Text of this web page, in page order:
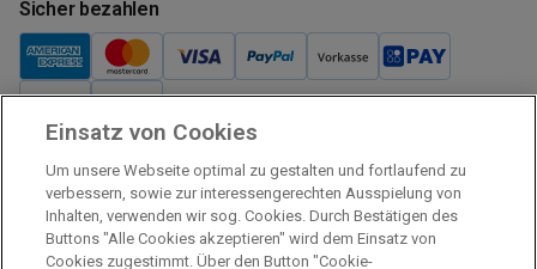
Sicher bezahlen
Verkauf und Versand
Kostenloser Versand:
Verkauf und Versand durch:
Verkauf Gutscheine durch:
Einsatz von Cookies
Um unsere Webseite optimal zu gestalten und fortlaufend zu
verbessern, sowie zur interessengerechten Ausspielung von
Inhalten, verwenden wir sog. Cookies. Durch Bestätigen des
Buttons "Alle Cookies akzeptieren" wird dem Einsatz von
Cookies zugestimmt. Über den Button "Cookie-